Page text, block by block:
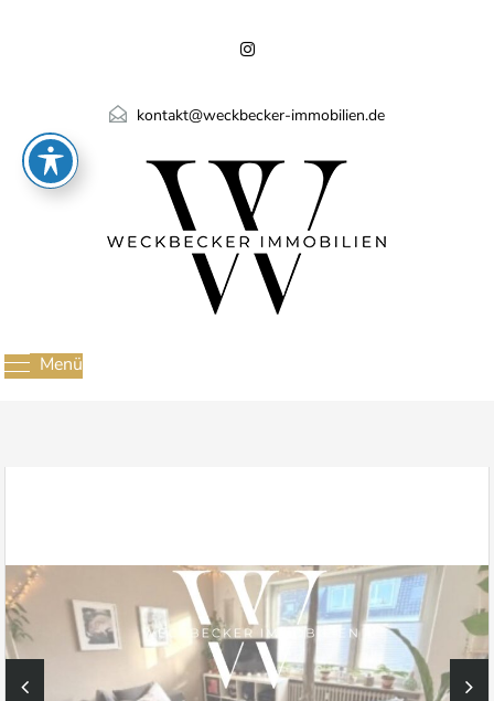
kontakt@weckbecker-immobilien.de
Menü